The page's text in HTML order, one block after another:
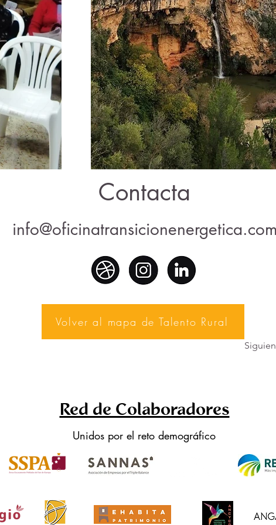
Contacta
Volver al mapa de Talento Rural
Red de Colaboradores
Unidos por el reto demográfico